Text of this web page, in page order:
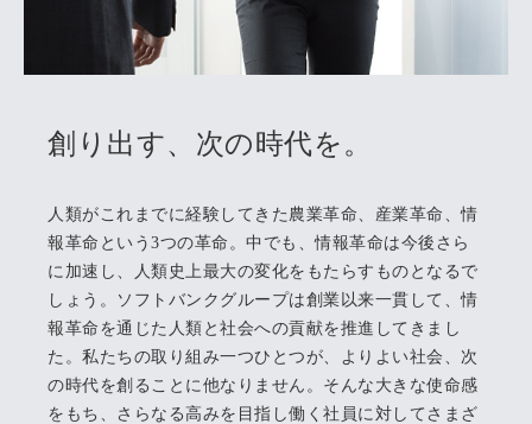
創り出す、次の時代を。
人類がこれまでに経験してきた農業革命、産業革命、情
報革命という3つの革命。中でも、情報革命は今後さら
に加速し、人類史上最大の変化をもたらすものとなるで
しょう。ソフトバンクグループは創業以来一貫して、情
報革命を通じた人類と社会への貢献を推進してきまし
た。私たちの取り組み一つひとつが、よりよい社会、次
の時代を創ることに他なりません。そんな大きな使命感
をもち、さらなる高みを目指し働く社員に対してさまざ